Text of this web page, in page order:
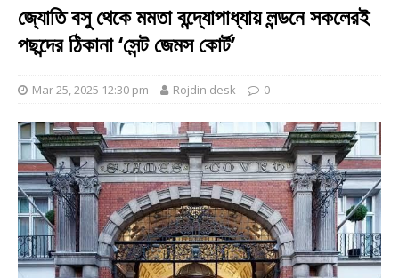
জ্যোতি বসু থেকে মমতা বন্দ্যোপাধ্যায় লন্ডনে সকলেরই
পছন্দের ঠিকানা ‘সেন্ট জেমস কোর্ট’
Mar 25, 2025 12:30 pm Rojdin desk 0